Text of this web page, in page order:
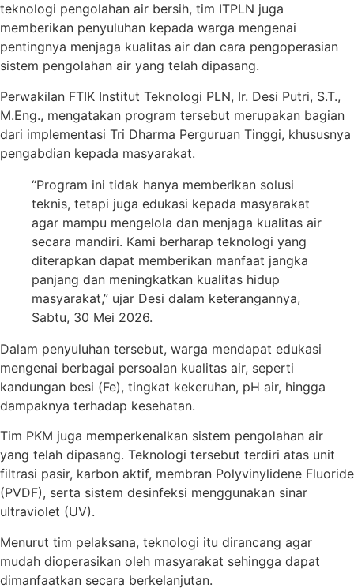
teknologi pengolahan air bersih, tim ITPLN juga
memberikan penyuluhan kepada warga mengenai
pentingnya menjaga kualitas air dan cara pengoperasian
sistem pengolahan air yang telah dipasang.
Perwakilan FTIK Institut Teknologi PLN, Ir. Desi Putri, S.T.,
M.Eng., mengatakan program tersebut merupakan bagian
dari implementasi Tri Dharma Perguruan Tinggi, khususnya
pengabdian kepada masyarakat.
“Program ini tidak hanya memberikan solusi
teknis, tetapi juga edukasi kepada masyarakat
agar mampu mengelola dan menjaga kualitas air
secara mandiri. Kami berharap teknologi yang
diterapkan dapat memberikan manfaat jangka
panjang dan meningkatkan kualitas hidup
masyarakat,” ujar Desi dalam keterangannya,
Sabtu, 30 Mei 2026.
Dalam penyuluhan tersebut, warga mendapat edukasi
mengenai berbagai persoalan kualitas air, seperti
kandungan besi (Fe), tingkat kekeruhan, pH air, hingga
dampaknya terhadap kesehatan.
Tim PKM juga memperkenalkan sistem pengolahan air
yang telah dipasang. Teknologi tersebut terdiri atas unit
filtrasi pasir, karbon aktif, membran Polyvinylidene Fluoride
(PVDF), serta sistem desinfeksi menggunakan sinar
ultraviolet (UV).
Menurut tim pelaksana, teknologi itu dirancang agar
mudah dioperasikan oleh masyarakat sehingga dapat
dimanfaatkan secara berkelanjutan.